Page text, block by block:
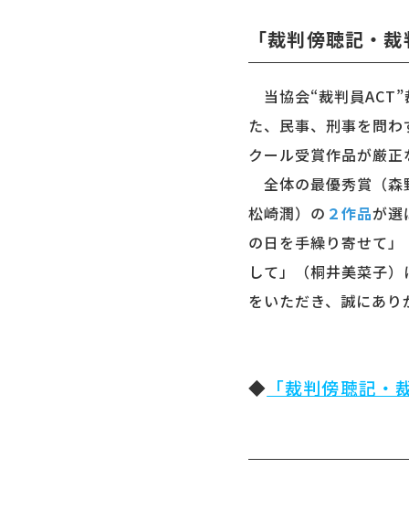
「裁判傍聴記・
当協会“裁判員
た、民事、刑事を問
クール受賞作品が厳
全体の最優秀賞（森
松崎潤）の ２作品が選
の日を手繰り寄せて
して」（桐井美菜子
をいただき、誠にあ
◆ 「裁判傍聴記